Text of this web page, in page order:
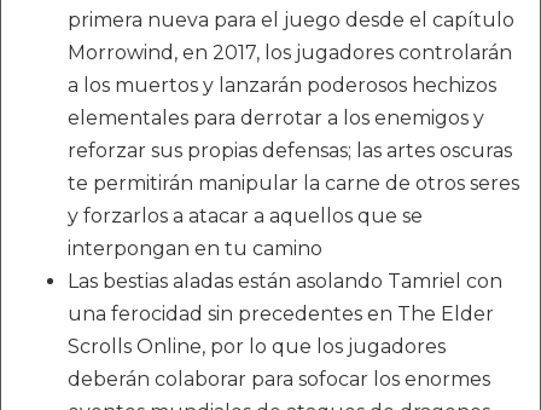
primera nueva para el juego desde el capítulo
Morrowind, en 2017, los jugadores controlarán
a los muertos y lanzarán poderosos hechizos
elementales para derrotar a los enemigos y
reforzar sus propias defensas; las artes oscuras
te permitirán manipular la carne de otros seres
y forzarlos a atacar a aquellos que se
interpongan en tu camino
Las bestias aladas están asolando Tamriel con
una ferocidad sin precedentes en The Elder
Scrolls Online, por lo que los jugadores
deberán colaborar para sofocar los enormes